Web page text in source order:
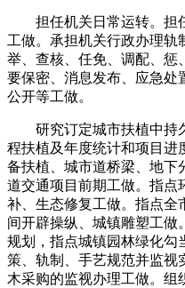
担任机关日常运转。担
工做。承担机关行政办理轨
举、查核、任免、调配、惩
要保密、消息发布、应急处
公开等工做。
研究订定城市扶植中持
程扶植及年度统计和项目进
备扶植、城市道桥梁、地下
道交通项目前期工做。指点
补、生态修复工做。指点全
间开辟操纵、城镇雕塑工做
规划，指点城镇园林绿化勾
策、轨制、手艺规范并监视
木采购的监视办理工做。组